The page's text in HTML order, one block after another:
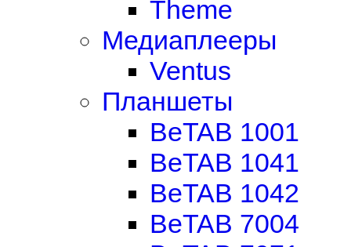
Theme
Медиаплееры
Ventus
Планшеты
BeTAB 1001
BeTAB 1041
BeTAB 1042
BeTAB 7004